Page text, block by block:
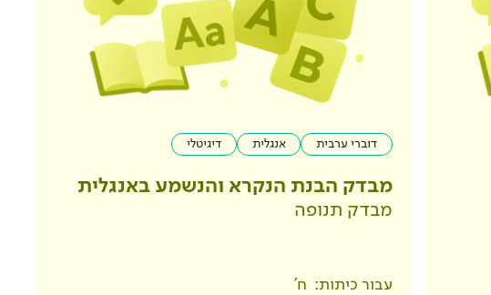
דוברי ערבית אנגלית דיגיטלי
מבדק הבנת הנקרא והנשמע באנגלית
מבדק תנופה
עבור כיתות: ח'